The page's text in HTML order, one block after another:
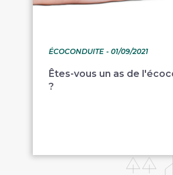
ÉCOCONDUITE - 01/09/2021
Êtes-vous un as de
?